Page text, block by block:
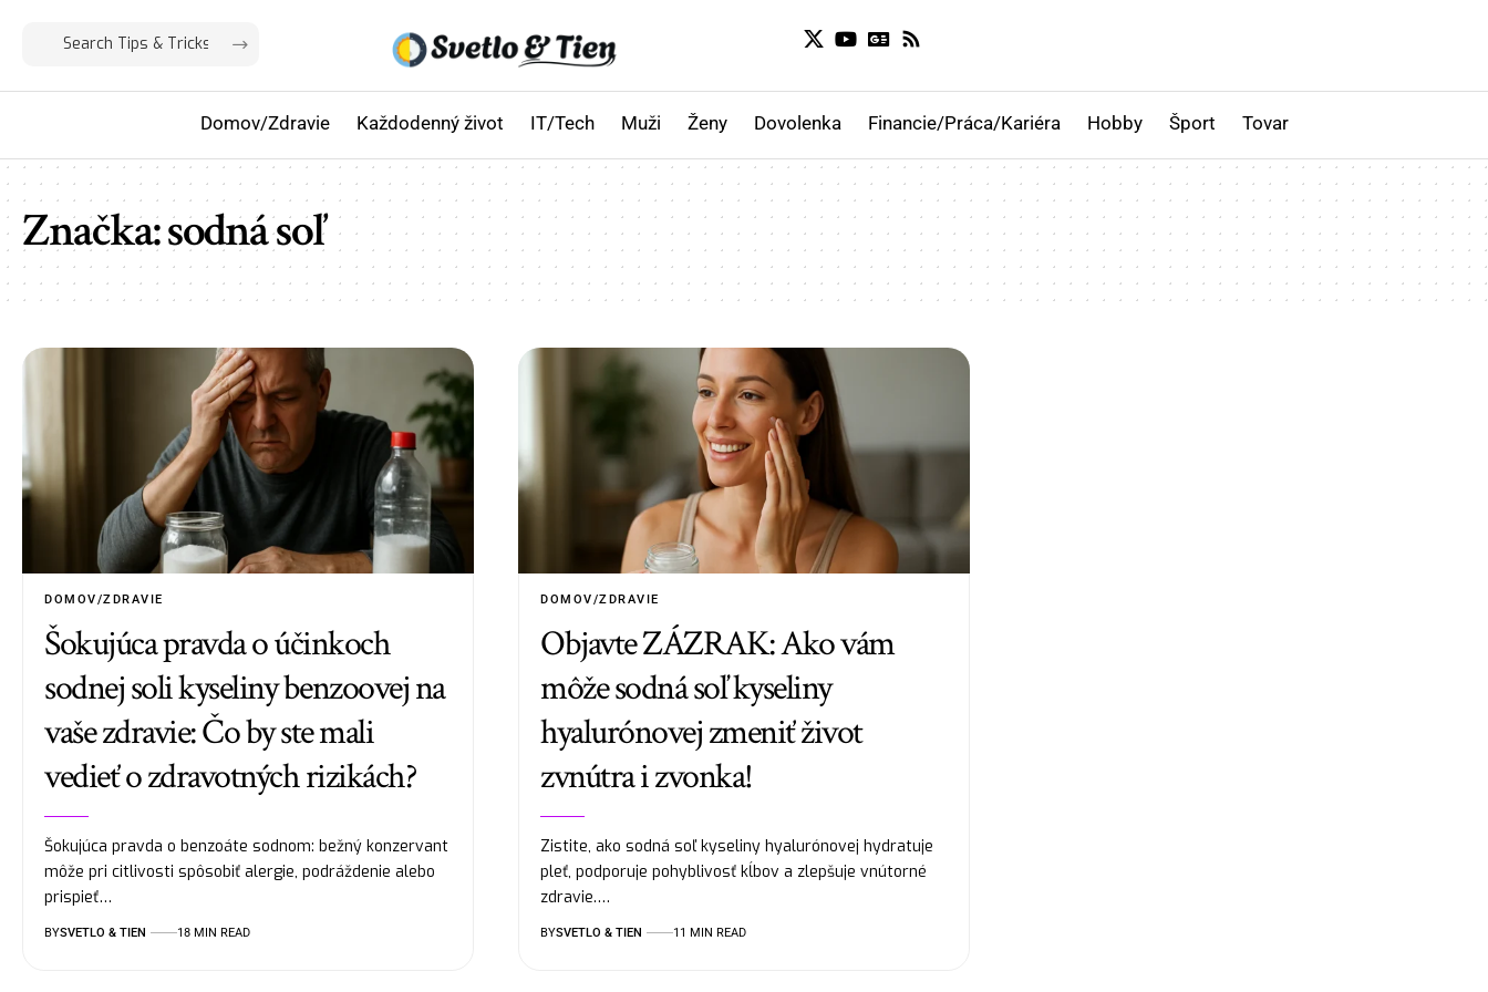
Domov/Zdravie Každodenný život IT/Tech Muži Ženy Dovolenka Financie/Práca/Kariéra Hobby Šport Tovar
Značka:sodná soľ
DOMOV/ZDRAVIE
Šokujúca pravda o účinkoch
sodnej soli kyseliny benzoovej na
vaše zdravie: Čo by ste mali
vedieť o zdravotných rizikách?
Šokujúca pravda o benzoáte sodnom: bežný konzervant
môže pri citlivosti spôsobiť alergie, podráždenie alebo
prispieť…
BYSVETLO & TIEN 18 MIN READ
DOMOV/ZDRAVIE
Objavte ZÁZRAK: Ako vám
môže sodná soľ kyseliny
hyalurónovej zmeniť život
zvnútra i zvonka!
Zistite, ako sodná soľ kyseliny hyalurónovej hydratuje
pleť, podporuje pohyblivosť kĺbov a zlepšuje vnútorné
zdravie.…
BYSVETLO & TIEN 11 MIN READ